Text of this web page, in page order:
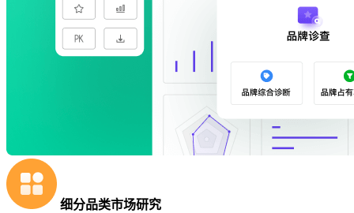
细分品类市场研究